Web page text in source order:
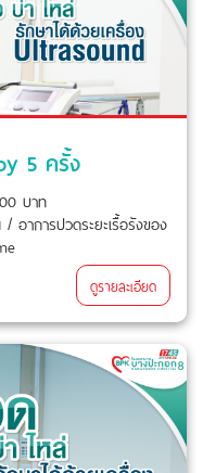
5 ครั้ง
บาท
อาการปวดระยะเรื้อรังของ
ดูรายละเอียด